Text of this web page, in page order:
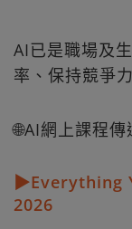
AI已是職場及
率、保持競爭
🌐AI網上課程傳
▶Everything
2026